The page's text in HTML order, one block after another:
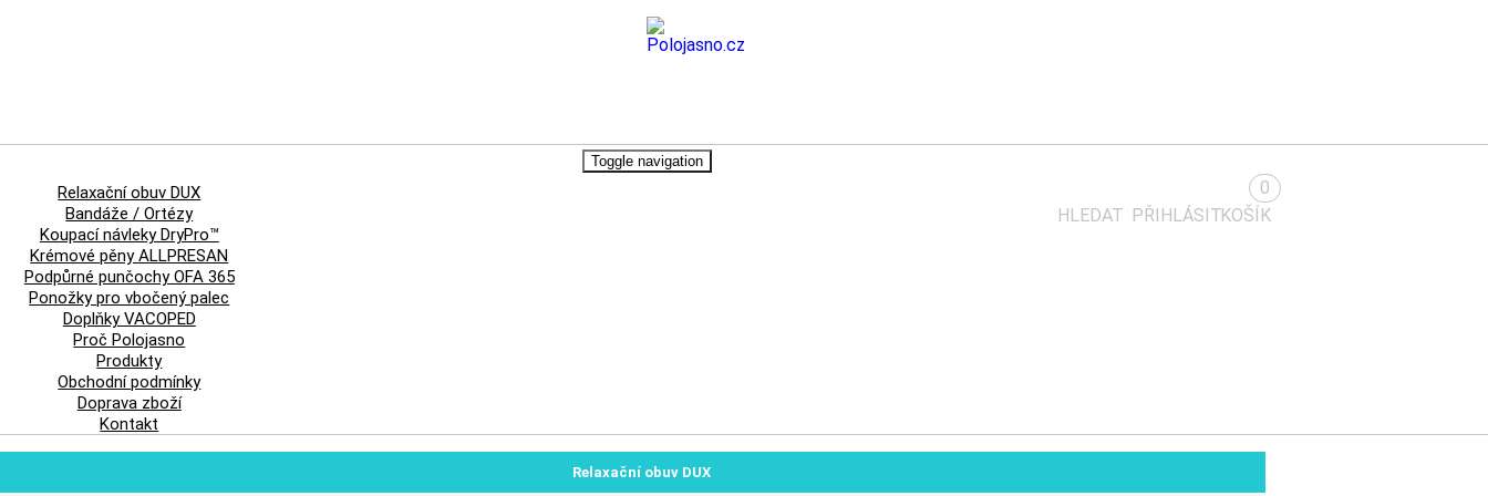
HLEDAT PŘIHLÁSITKOŠÍK
0
Toggle navigation
Relaxační obuv DUX
Bandáže / Ortézy
Koupací návleky DryPro™
Krémové pěny ALLPRESAN
Podpůrné punčochy OFA 365
Ponožky pro vbočený palec
Doplňky VACOPED
Proč Polojasno
Produkty
Obchodní podmínky
Doprava zboží
Kontakt
Relaxační obuv DUX